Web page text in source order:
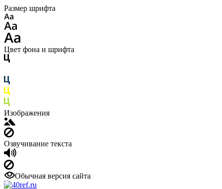
Размер шрифта
Цвет фона и шрифта
Изображения
Озвучивание текста
Обычная версия сайта